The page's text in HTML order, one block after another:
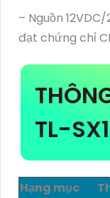
– Nguồn
đạt chứng chỉ
TL-
Hạng mục